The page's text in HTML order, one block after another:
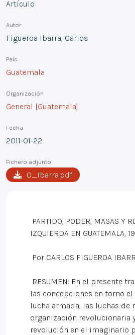
Artículo
Autor
Figueroa Ibarra, Carlos
País
Guatemala
Organización
General [Guatemala]
Fecha
2011-01-22
Fichero adjunto
0_Ibarra.pdf
PARTIDO, PODER, MASAS Y
IZQUIERDA EN GUATEMALA,
Por CARLOS FIGUEROA
RESUMEN: En el presente
las concepciones en torno
lucha armada, las luchas de
organización revolucionaria
revolución en el imaginario